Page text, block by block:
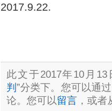
2017.9.22.
此文于2017年10月
判”分类下。您可以通过
论。您可以留言 ，或